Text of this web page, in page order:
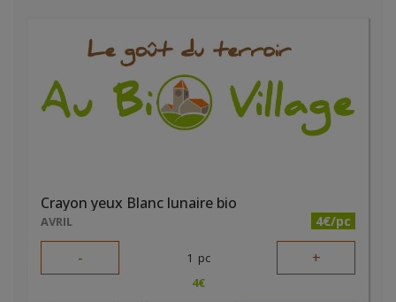
Crayon yeux Blanc lunaire bio
AVRIL 4€/pc
- 1 pc +
4€